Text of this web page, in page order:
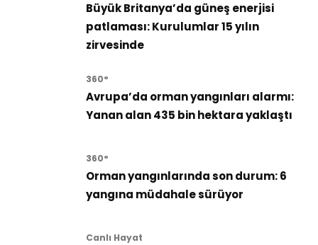
Büyük Britanya’da güneş enerjisi
patlaması: Kurulumlar 15 yılın
zirvesinde
360°
Avrupa’da orman yangınları alarmı:
Yanan alan 435 bin hektara yaklaştı
360°
Orman yangınlarında son durum: 6
yangına müdahale sürüyor
Canlı Hayat